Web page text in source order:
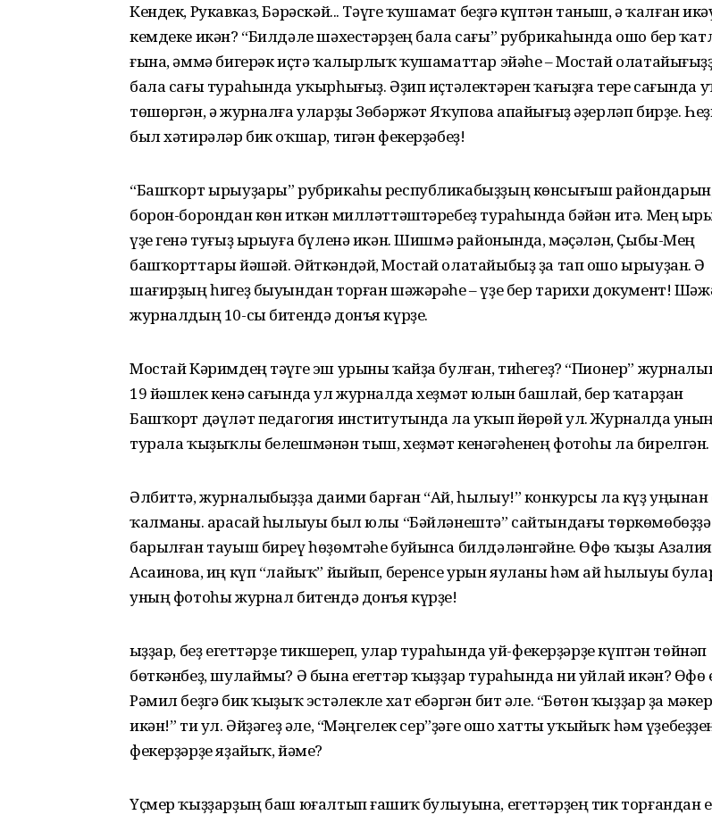
Кендек, Рукавказ, Бәрәскәй... Тәүге ҡушамат беҙгә күптән таныш, ә ҡалған
кемдеке икән? “Билдәле шәхестәрҙең бала сағы” рубрикаһында ошо бер
ғына, әммә бигерәк иҫтә ҡалырлыҡ ҡушаматтар эйәһе – Мостай
бала сағы тураһында уҡырһығыҙ. Әҙип иҫтәлектәрен ҡағыҙға тере сағында
төшөргән, ә журналға уларҙы Зөбәржәт Яҡупова апайығыҙ әҙерләп бирҙе.
был хәтирәләр бик оҡшар, тигән фекерҙәбеҙ!
“Башҡорт ырыуҙары” рубрикаһы республикабыҙҙың көнсығыш
борон-борондан көн иткән милләттәштәребеҙ тураһында бәйән итә. Мең
үҙе генә туғыҙ ырыуға бүленә икән. Шишмә районында, мәҫәлән, Ҫыбы-Мең
башҡорттары йәшәй. Әйткәндәй, Мостай олатайыбыҙ ҙа тап ошо ырыуҙан. Ә
шағирҙың һигеҙ быуындан торған шәжәрәһе – үҙе бер тарихи документ!
журналдың 10-сы битендә донъя күрҙе.
Мостай Кәримдең тәүге эш урыны ҡайҙа булған, тиһегеҙ? “Пионер”
19 йәшлек кенә сағында ул журналда хеҙмәт юлын башлай, бер ҡатарҙан
Башҡорт дәүләт педагогия институтында ла уҡып йөрөй ул. Журналда
турала ҡыҙыҡлы белешмәнән тыш, хеҙмәт кенәгәһенең фотоһы ла бирелгән.
Әлбиттә, журналыбыҙҙа даими барған “Ай, һылыу!” конкурсы ла күҙ уңынан
ҡалманы. Ҡарасай һылыуы был юлы “Бәйләнештә” сайтындағы
барылған тауыш биреү һөҙөмтәһе буйынса билдәләнгәйне. Өфө ҡыҙы Азалия
Асаинова, иң күп “лайыҡ” йыйып, беренсе урын яуланы һәм ай һылыуы
уның фотоһы журнал битендә донъя күрҙе!
Ҡыҙҙар, беҙ егеттәрҙе тикшереп, улар тураһында уй-фекерҙәрҙе күптән төйнәп
бөткәнбеҙ, шулаймы? Ә бына егеттәр ҡыҙҙар тураһында ни уйлай икән? Өфө
Рәмил беҙгә бик ҡыҙыҡ эстәлекле хат ебәргән бит әле. “Бөтөн ҡыҙҙар ҙа
икән!” ти ул. Әйҙәгеҙ әле, “Мәңгелек сер”ҙәге ошо хатты уҡыйыҡ һәм
фекерҙәрҙе яҙайыҡ, йәме?
Үҫмер ҡыҙҙарҙың баш юғалтып ғашиҡ булыуына, егеттәрҙең тик торғандан